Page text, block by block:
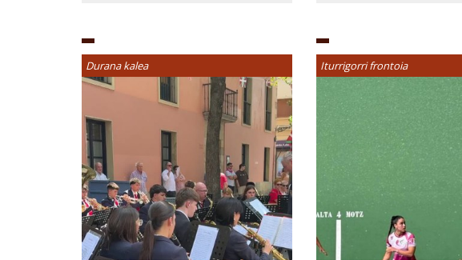
Durana kalea Iturrigorri frontoia